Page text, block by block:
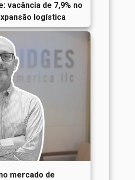
vacância de 7,9% no
logística
mercado de